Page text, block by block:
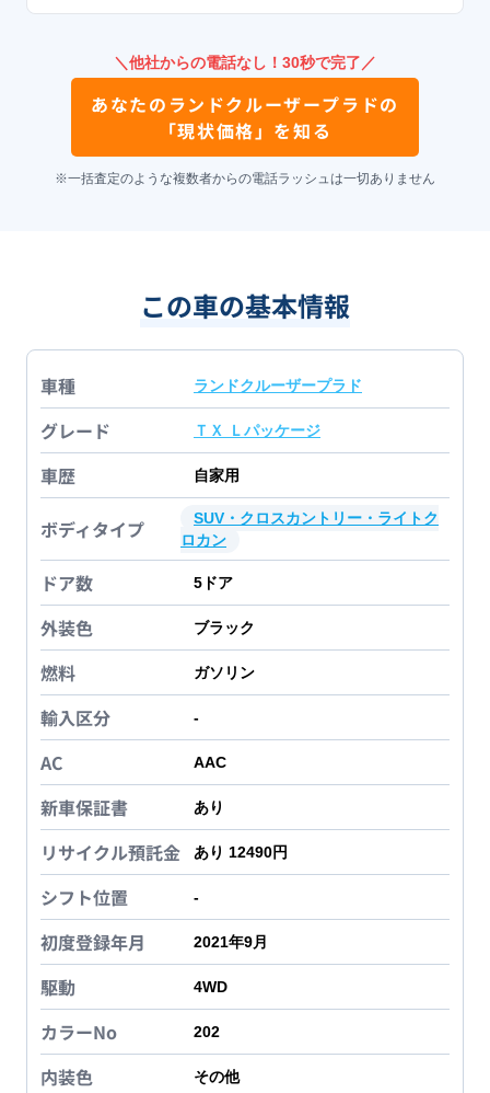
＼他社からの電話なし！30秒で完了／
あなたの ランドクルーザープラドの
「現状価格」を知る
※一括査定のような複数者からの電話ラッシュは一切ありません
この車の基本情報
車種 ランドクルーザープラド
グレード ＴＸ Ｌパッケージ
車歴 自家用
ボディタイプ
SUV・クロスカントリー・ライトク
ロカン
ドア数 5 ドア
外装色 ブラック
燃料 ガソリン
輸入区分 -
AC AAC
新車保証書 あり
リサイクル預託金 あり 12490円
シフト位置 -
初度登録年月 2021年9月
駆動 4WD
カラーNo 202
内装色 その他